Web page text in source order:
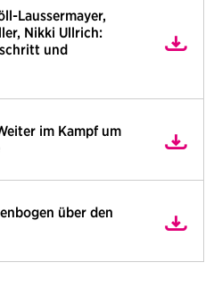
Laussermayer,
Nikki Ullrich:
und
im Kampf um
über den